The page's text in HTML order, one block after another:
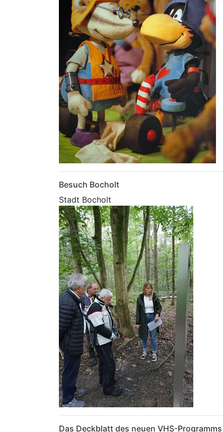
Besuch Bocholt
Stadt Bocholt
Das Deckblatt des neuen VHS-Programms